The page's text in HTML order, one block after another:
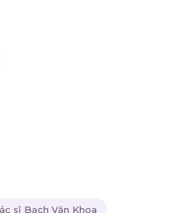
sĩ Bạch Văn Khoa